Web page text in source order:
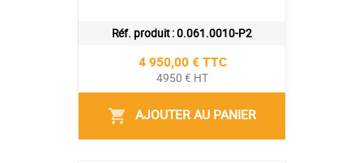
Réf. produit :0.061.0010-P2
Prix
4 950,00 € TTC
4950 € HT
shopping_cart AJOUTER AU PANIER